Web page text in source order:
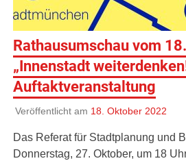
Rathausumschau vom
„Innenstadt
Auftaktveranstaltung
Veröffentlicht am 18. Oktober 2022
Das Referat für Stadtplanung und
Donnerstag, 27. Oktober, um 18